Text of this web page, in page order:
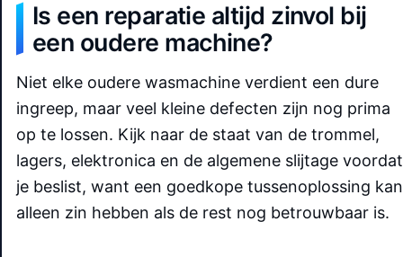
Is een reparatie altijd zinvol bij
een oudere machine?
Niet elke oudere wasmachine verdient een dure
ingreep, maar veel kleine defecten zijn nog prima
op te lossen. Kijk naar de staat van de trommel,
lagers, elektronica en de algemene slijtage voordat
je beslist, want een goedkope tussenoplossing kan
alleen zin hebben als de rest nog betrouwbaar is.